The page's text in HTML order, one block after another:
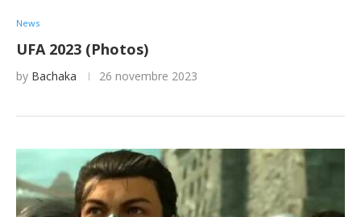
News
UFA 2023 (Photos)
by Bachaka 26 novembre 2023